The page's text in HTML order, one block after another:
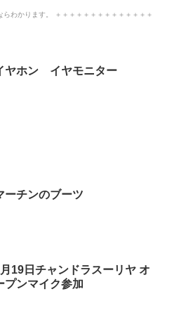
わかります。 ＋＋＋＋＋＋＋＋＋＋＋＋＋＋
ヤホン イヤモニター
ーチンのブーツ
19日チャンドラスーリヤ オ
プンマイク参加